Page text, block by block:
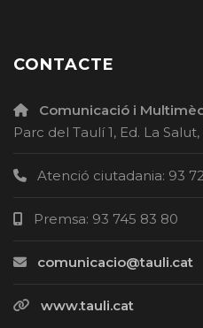
CONTACTE
Comunicació i
Parc del Taulí 1, Ed. La
Atenció ciutadania: 93
Premsa: 93 745 83 80
comunicacio@tauli.cat
www.tauli.cat